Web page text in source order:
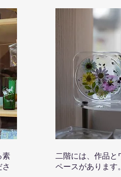
素
二階には、作品と
ペースがあります。